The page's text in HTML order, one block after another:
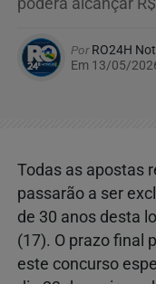
poderá alcançar
PorRO24H
Em 13/05/
Todas as apostas
passarão a ser
de 30 anos desta
(17). O prazo final
este concurso